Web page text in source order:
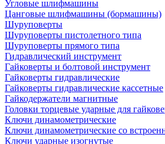
Угловые шлифмашины
Цанговые шлифмашины (бормашины)
Шуруповерты
Шуруповерты пистолетного типа
Шуруповерты прямого типа
Гидравлический инструмент
Гайковерты и болтовой инструмент
Гайковерты гидравлические
Гайковерты гидравлические кассетные
Гайкодержатели магнитные
Головки торцевые ударные для
Ключи динамометрические
Ключи динамометрические со
Ключи ударные изогнутые